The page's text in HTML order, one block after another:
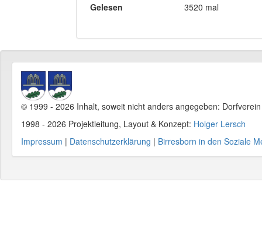
Gelesen
3520 mal
© 1999 - 2026 Inhalt, soweit nicht anders angegeben:
1998 - 2026 Projektleitung, Layout & Konzept: Holger Lersch
Impressum | Datenschutzerklärung | Birresborn in den Soziale